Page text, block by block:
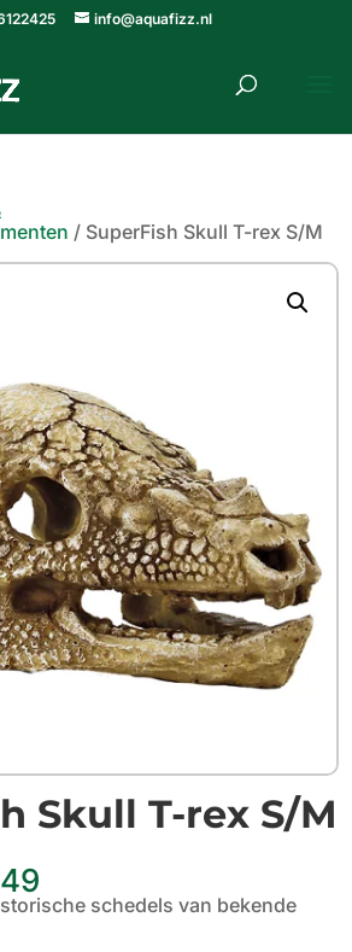
info@aquafizz.nl
/ SuperFish Skull T-rex S/M
Skull T-rex S/M
€5.49
tot schedels van bekende